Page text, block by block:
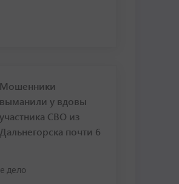
Мошенники
выманили у вдовы
участника СВО из
Дальнегорска почти 6
дело